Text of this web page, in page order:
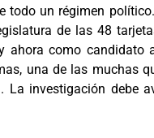
un régimen
de las 48
como candidato
una de las muchas
investigación debe